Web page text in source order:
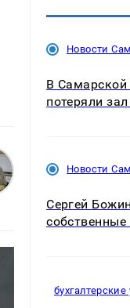
Новости
В
потеряли
Новости
Сергей
бухгалтерские